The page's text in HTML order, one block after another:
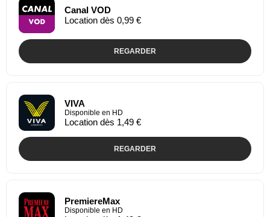
Canal VOD
Location dès 0,99 €
REGARDER
VIVA
Disponible en HD
Location dès 1,49 €
REGARDER
PremiereMax
Disponible en HD